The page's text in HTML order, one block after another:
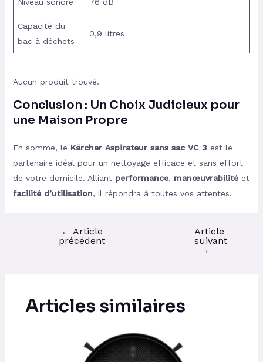
Niveau sonore 76 dB
Capacité du
bac à déchets
0,9 litres
Aucun produit trouvé.
Conclusion : Un Choix Judicieux pour
une Maison Propre
En somme, le Kärcher Aspirateur sans sac VC 3 est le
partenaire idéal pour un nettoyage efficace et sans effort
de votre domicile. Alliant performance, manœuvrabilitéet
facilité d’utilisation, il répondra à toutes vos attentes.
← Article
précédent
Article
suivant
→
Articles similaires